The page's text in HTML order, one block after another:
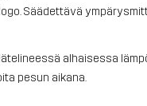
Säädettävä
alhaisessa
pesun aikana.